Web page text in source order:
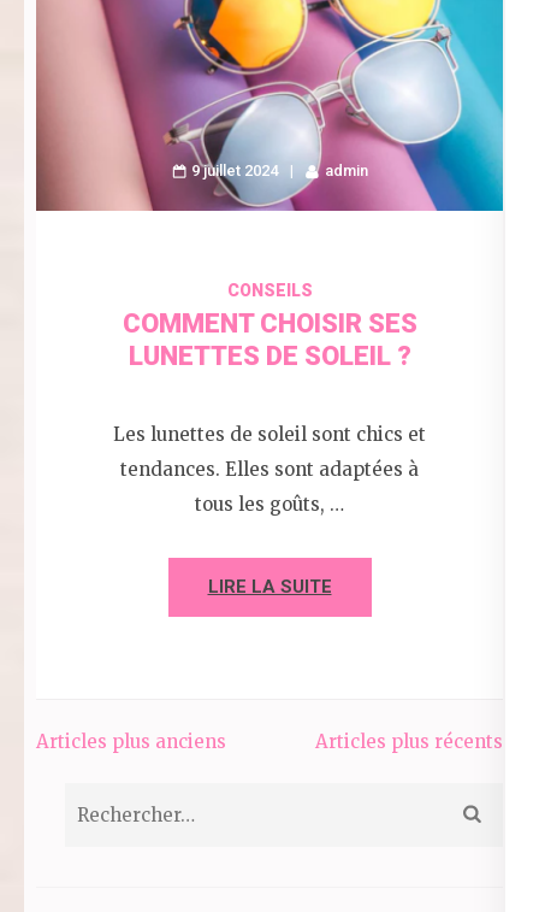
9 juillet 2024 admin
CONSEILS
COMMENT CHOISIR SES
LUNETTES DE SOLEIL ?
Les lunettes de soleil sont chics et
tendances. Elles sont adaptées à
tous les goûts, …
LIRE LA SUITE
Navigation
articles
Articles plus anciens Articles plus récents